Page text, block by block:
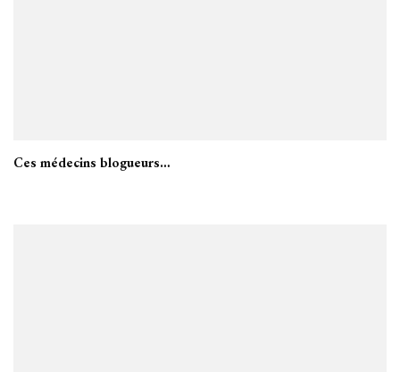
Ces médecins blogueurs…